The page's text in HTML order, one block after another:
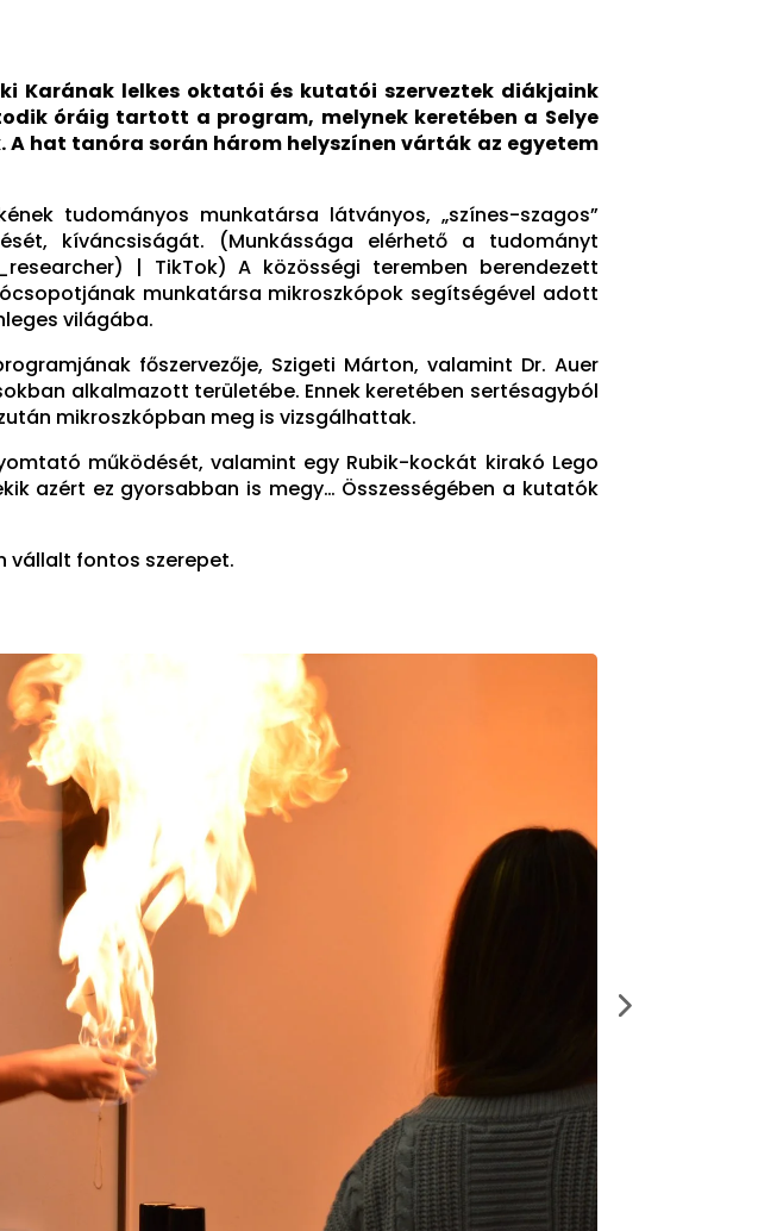
Karának lelkes oktatói és kutatói szerveztek diákjaink
óráig tartott a program, melynek keretében a Selye
hat tanóra során három helyszínen várták az egyetem
tudományos munkatársa látványos, „színes-szagos”
kíváncsiságát. (Munkássága elérhető a tudományt
| TikTok) A közösségi teremben berendezett
munkatársa mikroszkópok segítségével adott
világába.
főszervezője, Szigeti Márton, valamint Dr. Auer
alkalmazott területébe. Ennek keretében sertésagyból
mikroszkópban meg is vizsgálhattak.
működését, valamint egy Rubik-kockát kirakó Lego
azért ez gyorsabban is megy… Összességében a kutatók
vállalt fontos szerepet.